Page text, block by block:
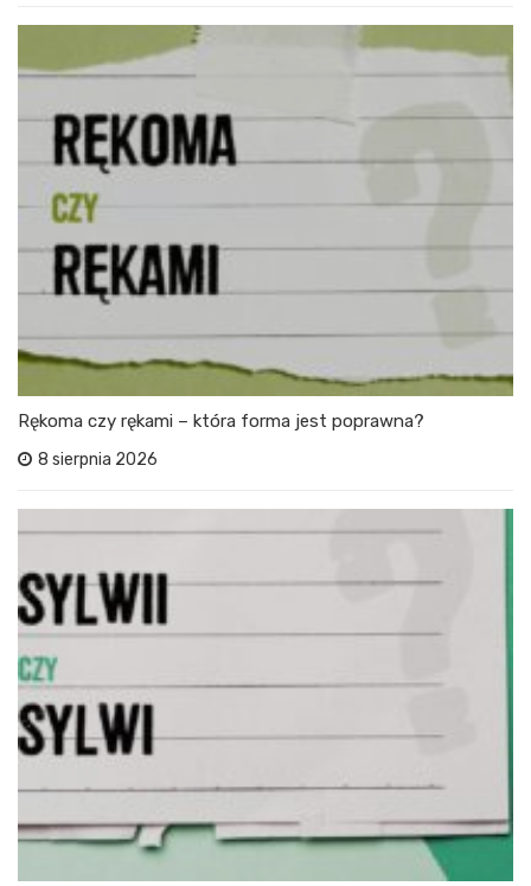
Rękoma czy rękami – która forma jest poprawna?
8 sierpnia 2026